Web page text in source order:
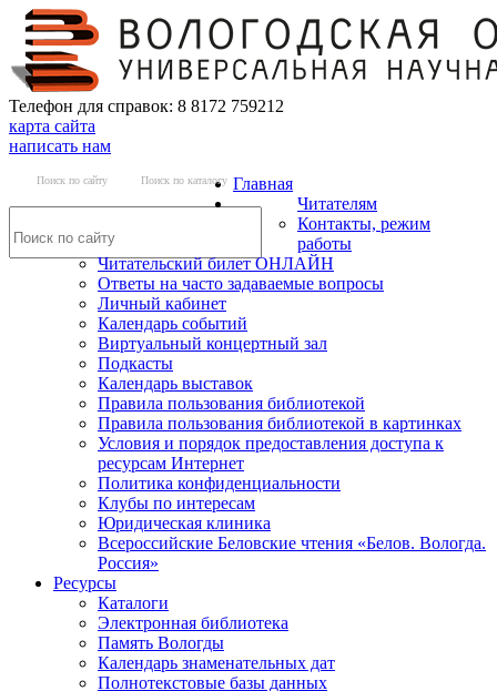
Телефон для справок: 8 8172 759212
карта сайта
написать нам
Поиск по сайту Поиск по каталогу Главная
Читателям
Контакты, режим
работы
Читательский билет ОНЛАЙН
Ответы на часто задаваемые вопросы
Личный кабинет
Календарь событий
Виртуальный концертный зал
Подкасты
Календарь выставок
Правила пользования библиотекой
Правила пользования библиотекой в картинках
Условия и порядок предоставления доступа к
ресурсам Интернет
Политика конфиденциальности
Клубы по интересам
Юридическая клиника
Всероссийские Беловские чтения «Белов. Вологда.
Россия»
Ресурсы
Каталоги
Электронная библиотека
Память Вологды
Календарь знаменательных дат
Полнотекстовые базы данных